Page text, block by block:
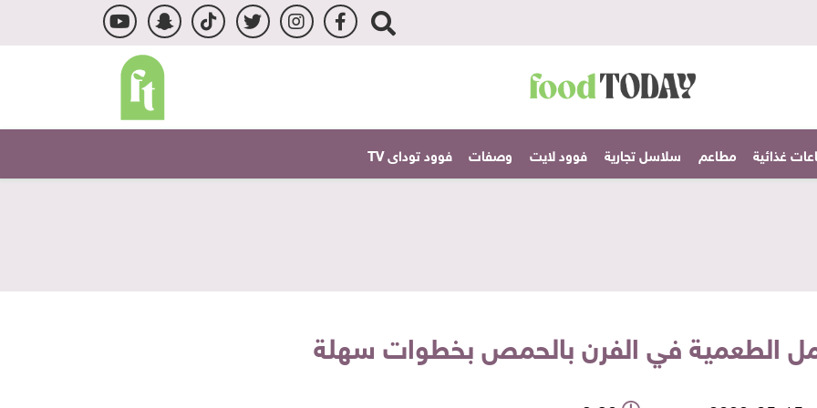
غذائية مطاعم سلاسل تجارية فوود لايت وصفات فوود توداى TV
الطعمية في الفرن بالحمص بخطوات سهلة